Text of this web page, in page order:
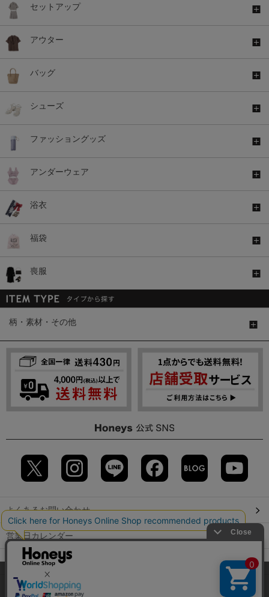
セットアップ
アウター
バッグ
シューズ
ファッショングッズ
アンダーウェア
浴衣
福袋
喪服
柄・素材・その他
よくあるお問い合わせ
営業日カレンダー
店舗検索
GLOBAL GUIDE（海外からご利用のお客様）
当サイトでは、サイトの利便性向上のため、クッキー(Cookie)を使
用しています。詳しくは「
」をご覧くださ